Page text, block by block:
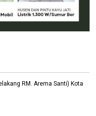
RM. Arema Santi) Kota